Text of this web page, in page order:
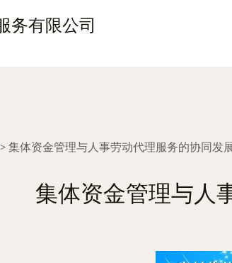
务有限公司
> 集体资金管理与人事劳动代理服务的协同发
集体资金管理与人